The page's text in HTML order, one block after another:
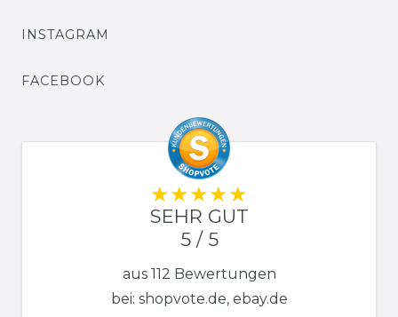
INSTAGRAM
FACEBOOK
SEHR GUT
5 / 5
aus 112 Bewertungen
bei: shopvote.de, ebay.de